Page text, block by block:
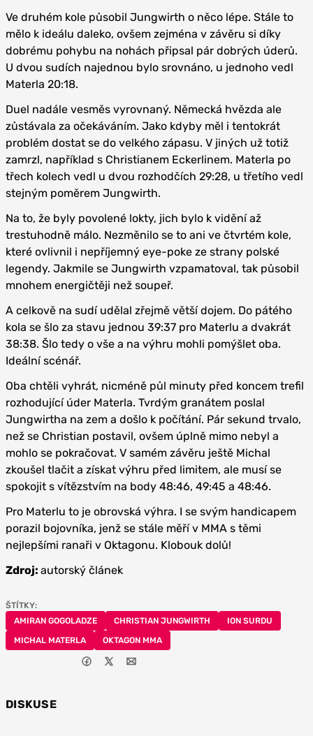
Ve druhém kole působil Jungwirth o něco lépe. Stále to
mělo k ideálu daleko, ovšem zejména v závěru si díky
dobrému pohybu na nohách připsal pár dobrých úderů.
U dvou sudích najednou bylo srovnáno, u jednoho vedl
Materla 20:18.
Duel nadále vesměs vyrovnaný. Německá hvězda ale
zůstávala za očekáváním. Jako kdyby měl i tentokrát
problém dostat se do velkého zápasu. V jiných už totiž
zamrzl, například s Christianem Eckerlinem. Materla po
třech kolech vedl u dvou rozhodčích 29:28, u třetího vedl
stejným poměrem Jungwirth.
Na to, že byly povolené lokty, jich bylo k vidění až
trestuhodně málo. Nezměnilo se to ani ve čtvrtém kole,
které ovlivnil i nepříjemný eye-poke ze strany polské
legendy. Jakmile se Jungwirth vzpamatoval, tak působil
mnohem energičtěji než soupeř.
A celkově na sudí udělal zřejmě větší dojem. Do pátého
kola se šlo za stavu jednou 39:37 pro Materlu a dvakrát
38:38. Šlo tedy o vše a na výhru mohli pomýšlet oba.
Ideální scénář.
Oba chtěli vyhrát, nicméně půl minuty před koncem trefil
rozhodující úder Materla. Tvrdým granátem poslal
Jungwirtha na zem a došlo k počítání. Pár sekund trvalo,
než se Christian postavil, ovšem úplně mimo nebyl a
mohlo se pokračovat. V samém závěru ještě Michal
zkoušel tlačit a získat výhru před limitem, ale musí se
spokojit s vítězstvím na body 48:46, 49:45 a 48:46.
Pro Materlu to je obrovská výhra. I se svým handicapem
porazil bojovníka, jenž se stále měří v MMA s těmi
nejlepšími ranaři v Oktagonu. Klobouk dolů!
Zdroj: autorský článek
ŠTÍTKY:
AMIRAN GOGOLADZE
CHRISTIAN JUNGWIRTH
ION SURDU
MICHAL MATERLA
OKTAGON MMA
DISKUSE